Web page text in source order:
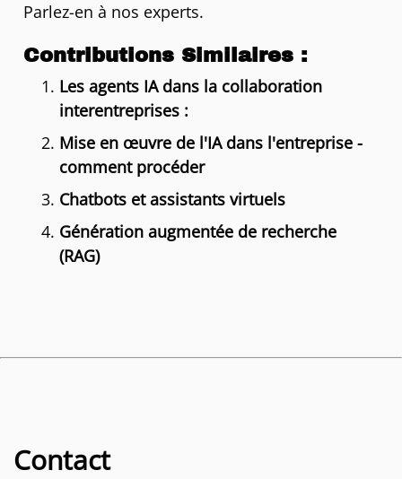
Parlez-en à nos experts.
Contributions Similaires :
Les agents IA dans la collaboration
interentreprises :
Mise en œuvre de l'IA dans l'entreprise -
comment procéder
Chatbots et assistants virtuels
Génération augmentée de recherche
(RAG)
Contact